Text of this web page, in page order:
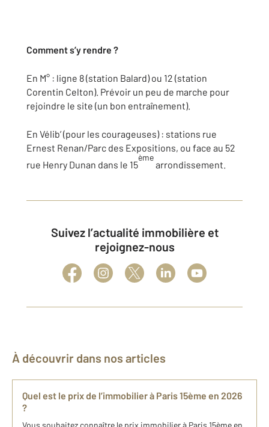
Comment s’y rendre ?
En M° : ligne 8 (station Balard) ou 12 (station
Corentin Celton). Prévoir un peu de marche pour
rejoindre le site (un bon entraînement).
En Vélib’ (pour les courageuses) : stations rue
Ernest Renan/Parc des Expositions, ou face au 52
rue Henry Dunan dans le 15
ème
arrondissement.
Suivez l’actualité immobilière et
rejoignez-nous
À découvrir dans nos articles
Quel est le prix de l’immobilier à Paris 15ème en 2026
?